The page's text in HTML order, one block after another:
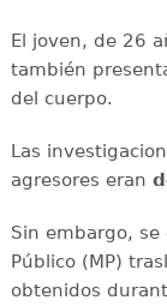
El joven, de 26
también
del cuerpo.
Las
agresores eran
Sin embargo,
Público (MP)
obtenidos